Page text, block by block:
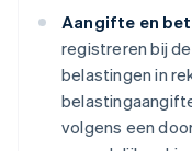
Aangifte en
registreren bij
belastingen in
volgens een